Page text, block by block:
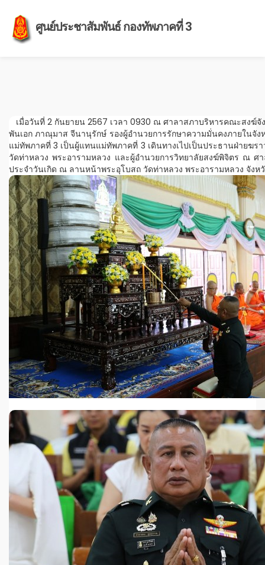
ศูนย์ประชาสัมพันธ์ กองทัพภาคที่ 3
เมื่อวันที่ 2 กันยายน 2567 เวลา 0930 ณ ศาลาสภาบริหารคณะสงฆ์จั
พันเอก ภาณุมาส จีนานุรักษ์ รองผู้อำนวยการรักษาความมั่นคงภายใน
แม่ทัพภาคที่ 3 เป็นผู้แทนแม่ทัพภาคที่ 3 เดินทางเไปเป็นประธานฝ่ายฆ
วัดท่าหลวง พระอารามหลวง และผู้อำนวยการวิทยาลัยสงฆ์พิจิตร ณ
ประจำวันเกิด ณ ลานหน้าพระอุโบสถ วัดท่าหลวง พระอารามหลวง จังห